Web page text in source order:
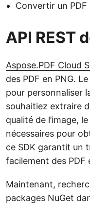
Convertir un PDF
API REST
Aspose.PDF Cloud
des PDF en PNG.
pour personnaliser
souhaitiez extraire
qualité de l’image,
nécessaires pour
ce SDK garantit un
facilement des PDF
Maintenant,
packages NuGet